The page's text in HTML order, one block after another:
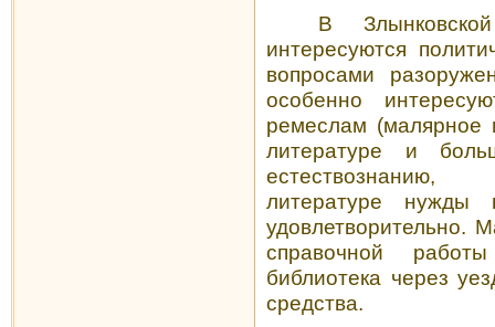
В
интересуются
вопросами
особенно
ремеслам (малярное
литературе и
естествознанию,
литературе нужды
удовлетворительно.
справочной
библиотека через
средства.